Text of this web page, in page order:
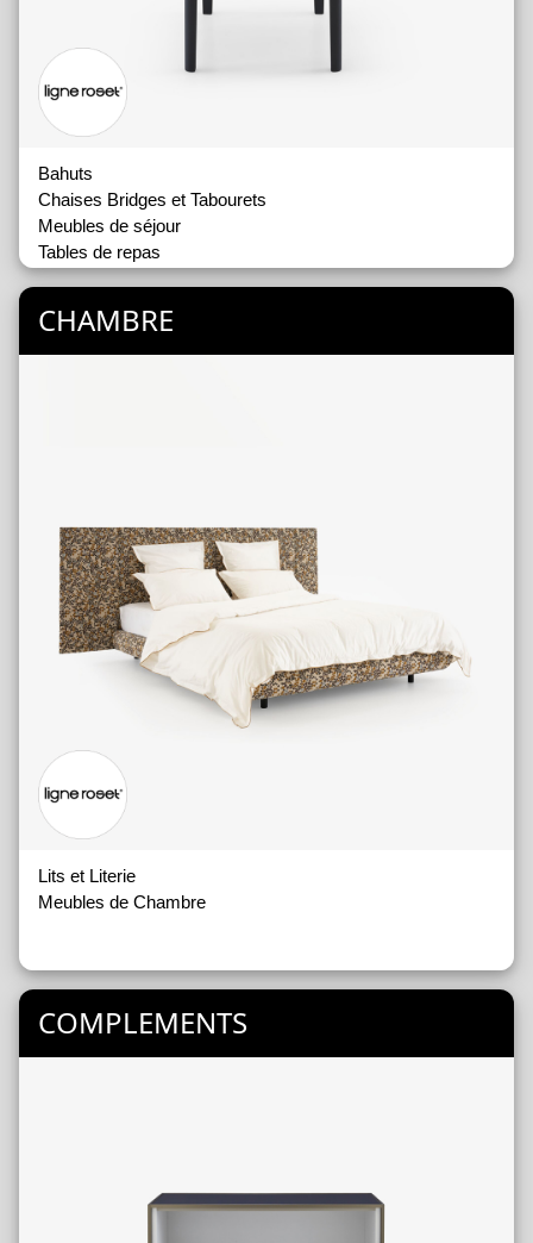
Bahuts
Chaises Bridges et Tabourets
Meubles de séjour
Tables de repas
CHAMBRE
Lits et Literie
Meubles de Chambre
COMPLEMENTS